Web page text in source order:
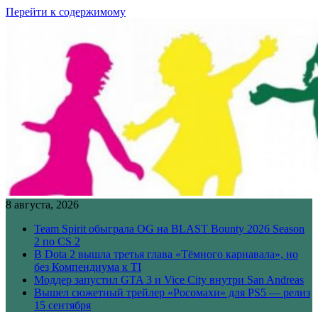
Перейти к содержимому
8 августа, 2026
Team Spirit обыграла OG на BLAST Bounty 2026 Season
2 по CS 2
В Dota 2 вышла третья глава «Тёмного карнавала», но
без Компендиума к TI
Моддер запустил GTA 3 и Vice City внутри San Andreas
Вышел сюжетный трейлер «Росомахи» для PS5 — релиз
15 сентября